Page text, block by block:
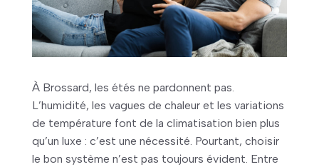
À Brossard, les étés ne pardonnent pas.
L’humidité, les vagues de chaleur et les variations
de température font de la climatisation bien plus
qu’un luxe : c’est une nécessité. Pourtant, choisir
le bon système n’est pas toujours évident. Entre